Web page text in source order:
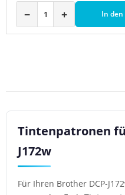
− + In
Tintenpatronen
J172w
Für Ihren Brother DCP-